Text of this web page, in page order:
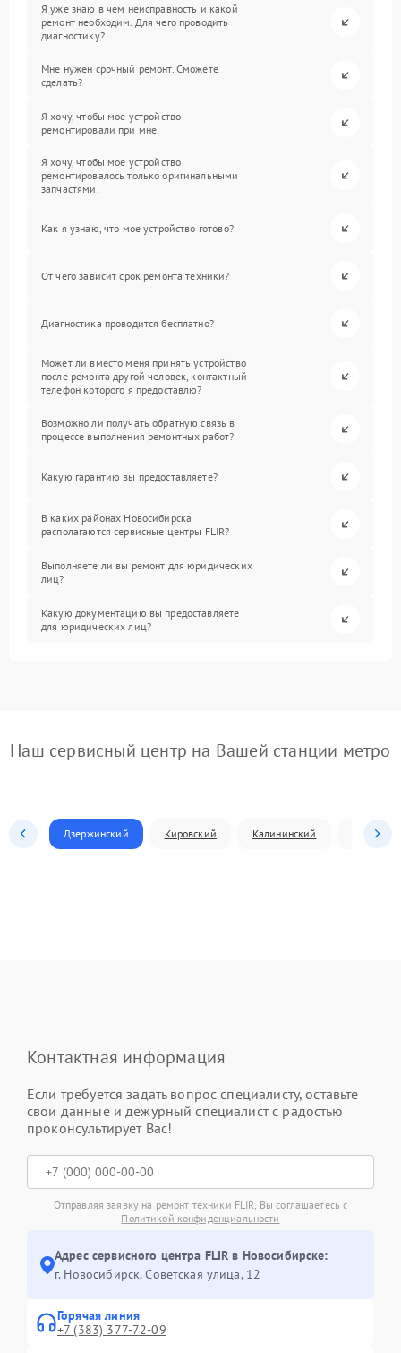
Я уже знаю в чем неисправность и какой
ремонт необходим. Для чего проводить
диагностику?
Мне нужен срочный ремонт. Сможете
сделать?
Я хочу, чтобы мое устройство
ремонтировали при мне.
Я хочу, чтобы мое устройство
ремонтировалось только оригинальными
запчастями.
Как я узнаю, что мое устройство готово?
От чего зависит срок ремонта техники?
Диагностика проводится бесплатно?
Может ли вместо меня принять устройство
после ремонта другой человек, контактный
телефон которого я предоставлю?
Возможно ли получать обратную связь в
процессе выполнения ремонтных работ?
Какую гарантию вы предоставляете?
В каких районах Новосибирска
располагаются сервисные центры FLIR?
Выполняете ли вы ремонт для юридических
лиц?
Какую документацию вы предоставляете
для юридических лиц?
Наш сервисный центр на Вашей станции метро
Дзержинский Кировский Калининский
Контактная информация
Если требуется задать вопрос специалисту, оставьте
свои данные и дежурный специалист с радостью
проконсультирует Вас!
Отправляя заявку на ремонт техники FLIR, Вы соглашаетесь с
Политикой конфиденциальности
Адрес сервисного центра FLIR в Новосибирске:
г. Новосибирск, Советская улица, 12
Горячая линия
+7 (383) 377-72-09